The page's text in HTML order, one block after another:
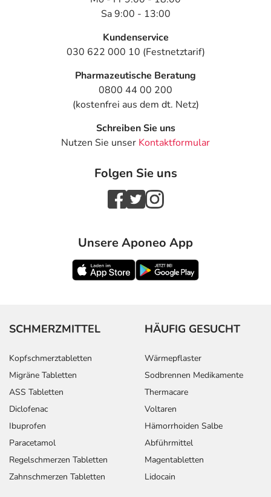
Sa 9:00 - 13:00
Kundenservice
030 622 000 10 (Festnetztarif)
Pharmazeutische Beratung
0800 44 00 200
(kostenfrei aus dem dt. Netz)
Schreiben Sie uns
Nutzen Sie unser Kontaktformular
Folgen Sie uns
Unsere Aponeo App
SCHMERZMITTEL
Kopfschmerztabletten
Migräne Tabletten
ASS Tabletten
Diclofenac
Ibuprofen
Paracetamol
Regelschmerzen Tabletten
Zahnschmerzen Tabletten
HÄUFIG GESUCHT
Wärmepflaster
Sodbrennen Medikamente
Thermacare
Voltaren
Hämorrhoiden Salbe
Abführmittel
Magentabletten
Lidocain